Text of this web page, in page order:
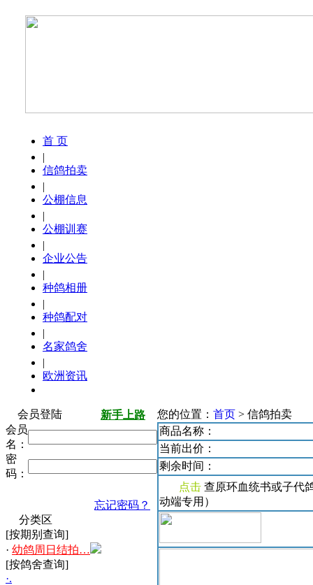
首 页
|
信鸽拍卖
|
公棚信息
|
公棚训赛
|
企业公告
|
种鸽相册
|
种鸽配对
|
名家鸽舍
|
欧洲资讯
会员登陆
新手上路
会员
名：
密
码：
忘记密码？
分类区
[按期别查询]
· 幼鸽周日结拍…
[按鸽舍查询]
·.
您的位置： 首页 > 信鸽拍卖
商品名称：
当前出价：
剩余时间：
点击 查原环血统书或子
动端专用）